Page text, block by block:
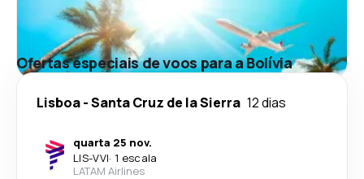
Ofertas especiais de voos para a Bolívia
Lisboa-Santa Cruz de la Sierra 12 dias
quarta 25 nov.
LIS-VVI· 1 escala
LATAM Airlines